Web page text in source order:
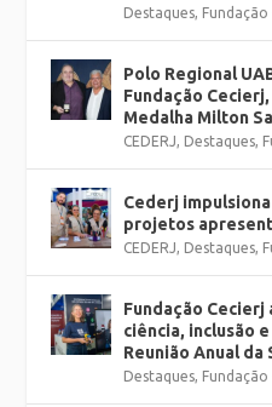
Destaques, Fundação
Polo Regional
Fundação
Medalha Milton
CEDERJ, Destaques,
Cederj
projetos
CEDERJ, Destaques,
Fundação
ciência, inclusão
Reunião Anual da
Destaques, Fundação